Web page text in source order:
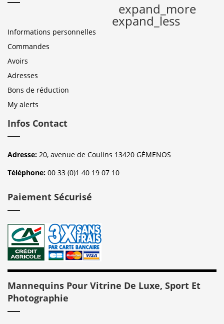
expand_more
expand_less
Informations personnelles
Commandes
Avoirs
Adresses
Bons de réduction
My alerts
Infos Contact
Adresse: 20, avenue de Coulins 13420 GÉMENOS
Téléphone: 00 33 (0)1 40 19 07 10
Paiement Sécurisé
Mannequins Pour Vitrine De Luxe, Sport Et
Photographie